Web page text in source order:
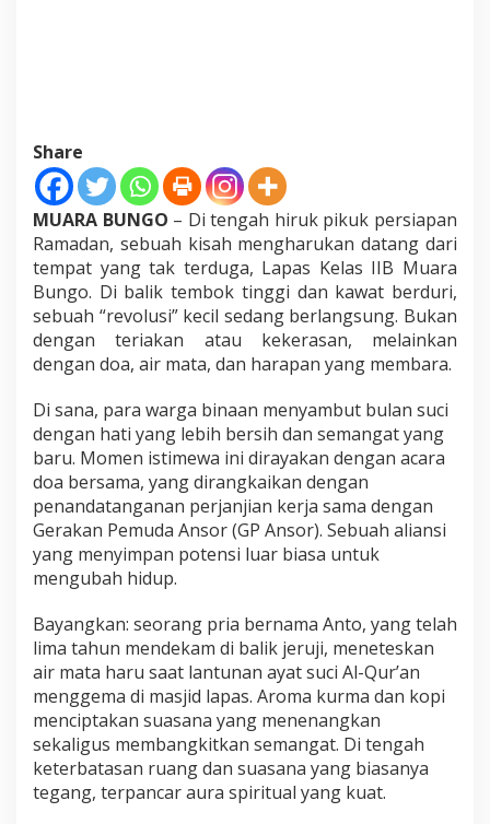
M
u
a
r
a
B
u
n
g
o
d
n
G
P
A
n
s
o
r
U
r
K
i
s
a
h
H
a
a
Share
MUARA BUNGO – Di tengah hiruk pikuk persiapan
Ramadan, sebuah kisah mengharukan datang dari
tempat yang tak terduga, Lapas Kelas IIB Muara
Bungo. Di balik tembok tinggi dan kawat berduri,
sebuah “revolusi” kecil sedang berlangsung. Bukan
dengan teriakan atau kekerasan, melainkan
dengan doa, air mata, dan harapan yang membara.
Di sana, para warga binaan menyambut bulan suci
dengan hati yang lebih bersih dan semangat yang
baru. Momen istimewa ini dirayakan dengan acara
doa bersama, yang dirangkaikan dengan
penandatanganan perjanjian kerja sama dengan
Gerakan Pemuda Ansor (GP Ansor). Sebuah aliansi
yang menyimpan potensi luar biasa untuk
mengubah hidup.
Bayangkan: seorang pria bernama Anto, yang telah
lima tahun mendekam di balik jeruji, meneteskan
air mata haru saat lantunan ayat suci Al-Qur’an
menggema di masjid lapas. Aroma kurma dan kopi
menciptakan suasana yang menenangkan
sekaligus membangkitkan semangat. Di tengah
keterbatasan ruang dan suasana yang biasanya
tegang, terpancar aura spiritual yang kuat.